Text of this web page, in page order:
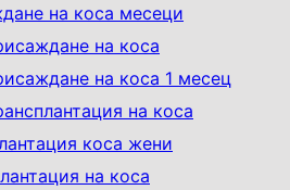
на коса месеци
на коса
на коса 1 месец
на коса
коса жени
на коса